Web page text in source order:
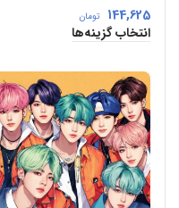
Arcana
144,625 تومان
انتخاب گزینه‌ها